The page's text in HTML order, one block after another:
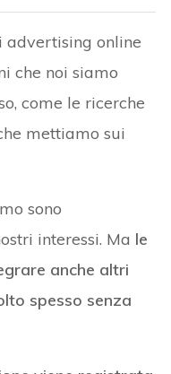
advertising online
che noi siamo
come le ricerche
mettiamo sui
sono
interessi. Ma le
anche altri
spesso senza